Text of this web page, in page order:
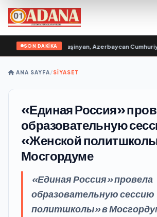
SON DAKİKA
Nikol Paşinyan, Azerbaycan Cumhuriyeti
ANA SAYFA/SİYASET
«Единая Россия»
образовательную
«Женской
Мосгордуме
«Единая Россия» провела
образовательную
политшколы» в